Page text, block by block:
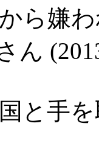
ら嫌
ん
と手